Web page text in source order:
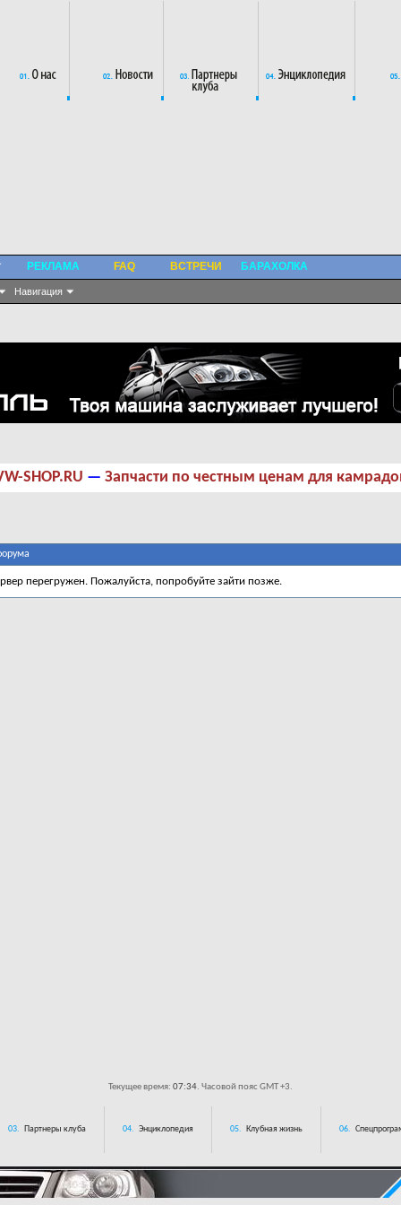
Навигация
РЕКЛАМА FAQ ВСТРЕЧИ БАРАХОЛКА
SHOP.RU — Запчасти по честным ценам для
перегружен. Пожалуйста, попробуйте зайти позже.
Текущее время: 07:34. Часовой пояс GMT +3.
03. Партнеры клуба 04. Энциклопедия 05. Клубная жизнь 06.